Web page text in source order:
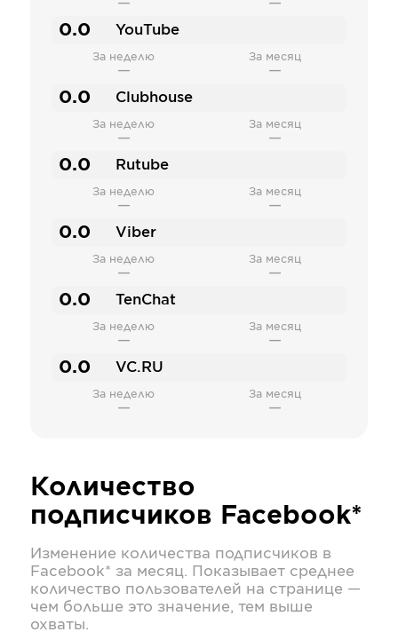
— —
0.0 YouTube
За неделю
—
За месяц
—
0.0 Clubhouse
За неделю
—
За месяц
—
0.0 Rutube
За неделю
—
За месяц
—
0.0 Viber
За неделю
—
За месяц
—
0.0 TenChat
За неделю
—
За месяц
—
0.0 VC.RU
За неделю
—
За месяц
—
Количество
подписчиков Facebook*
Изменение количества подписчиков в
Facebook* за месяц. Показывает среднее
количество пользователей на странице —
чем больше это значение, тем выше
охваты.